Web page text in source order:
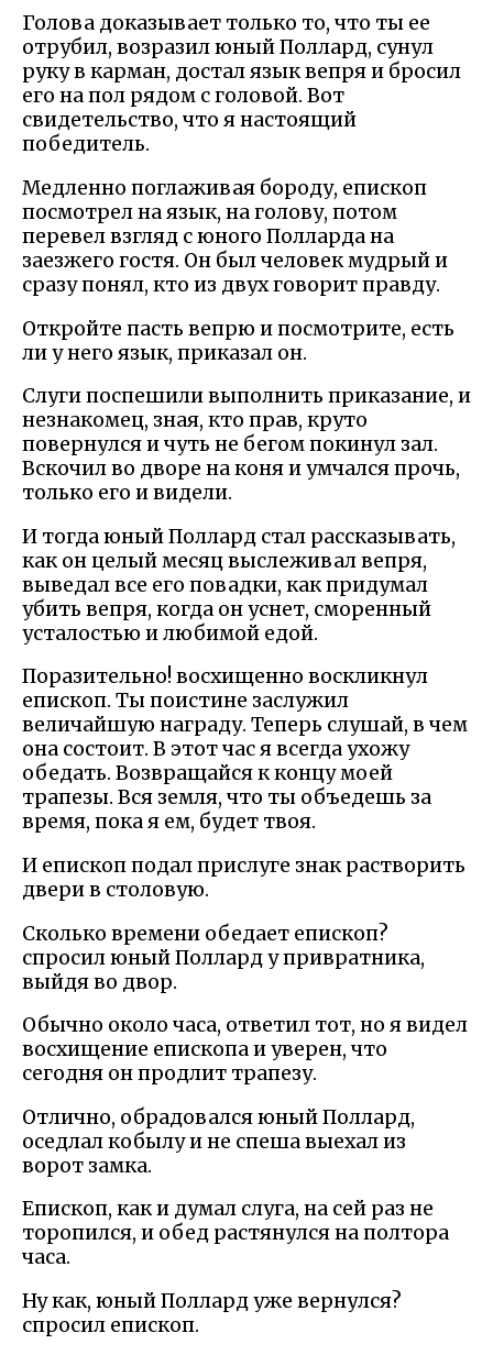
Голова доказывает только то, что ты ее
отрубил, возразил юный Поллард, сунул
руку в карман, достал язык вепря и бросил
его на пол рядом с головой. Вот
свидетельство, что я настоящий
победитель.
Медленно поглаживая бороду, епископ
посмотрел на язык, на голову, потом
перевел взгляд с юного Полларда на
заезжего гостя. Он был человек мудрый и
сразу понял, кто из двух говорит правду.
Откройте пасть вепрю и посмотрите, есть
ли у него язык, приказал он.
Слуги поспешили выполнить приказание, и
незнакомец, зная, кто прав, круто
повернулся и чуть не бегом покинул зал.
Вскочил во дворе на коня и умчался прочь,
только его и видели.
И тогда юный Поллард стал рассказывать,
как он целый месяц выслеживал вепря,
выведал все его повадки, как придумал
убить вепря, когда он уснет, сморенный
усталостью и любимой едой.
Поразительно! восхищенно воскликнул
епископ. Ты поистине заслужил
величайшую награду. Теперь слушай, в чем
она состоит. В этот час я всегда ухожу
обедать. Возвращайся к концу моей
трапезы. Вся земля, что ты объедешь за
время, пока я ем, будет твоя.
И епископ подал прислуге знак растворить
двери в столовую.
Сколько времени обедает епископ?
спросил юный Поллард у привратника,
выйдя во двор.
Обычно около часа, ответил тот, но я видел
восхищение епископа и уверен, что
сегодня он продлит трапезу.
Отлично, обрадовался юный Поллард,
оседлал кобылу и не спеша выехал из
ворот замка.
Епископ, как и думал слуга, на сей раз не
торопился, и обед растянулся на полтора
часа.
Ну как, юный Поллард уже вернулся?
спросил епископ.